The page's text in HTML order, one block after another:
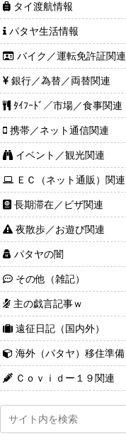
タイ渡航情報
パタヤ生活情報
バイク／運転免許証関連
銀行／為替／両替関連
ﾀｲﾌｰﾄﾞ／市場／食事関連
携帯／ネット通信関連
イベント／観光関連
ＥＣ（ネット通販）関連
長期滞在／ビザ関連
夜散歩／お遊び関連
パタヤの闇
その他（雑記）
主の戯言記事ｗ
遠征日記（国内外）
海外（パタヤ）移住準備
Ｃｏｖｉｄー１９関連